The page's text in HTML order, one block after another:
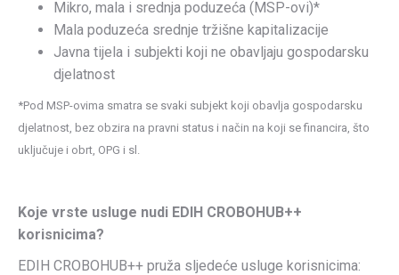
Mikro, mala i srednja poduzeća (MSP-ovi)*
Mala poduzeća srednje tržišne kapitalizacije
Javna tijela i subjekti koji ne obavljaju gospodarsku
djelatnost
*Pod MSP-ovima smatra se svaki subjekt koji obavlja gospodarsku
djelatnost, bez obzira na pravni status i način na koji se financira, što
uključuje i obrt, OPG i sl.
Koje vrste usluge nudi EDIH CROBOHUB++
korisnicima?
EDIH CROBOHUB++ pruža sljedeće usluge korisnicima: